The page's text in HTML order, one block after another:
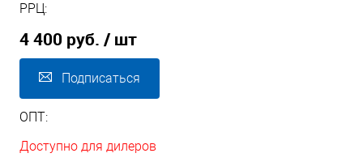
РРЦ:
4 400 руб. / шт
Подписаться
ОПТ:
Доступно для дилеров